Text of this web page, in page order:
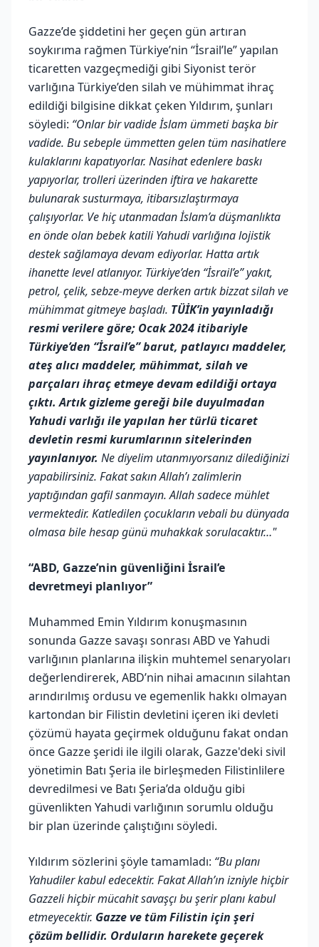
Gazze’de şiddetini her geçen gün artıran
soykırıma rağmen Türkiye’nin “İsrail’le” yapılan
ticaretten vazgeçmediği gibi Siyonist terör
varlığına Türkiye’den silah ve mühimmat ihraç
edildiği bilgisine dikkat çeken Yıldırım, şunları
söyledi: “Onlar bir vadide İslam ümmeti başka bir
vadide. Bu sebeple ümmetten gelen tüm nasihatlere
kulaklarını kapatıyorlar. Nasihat edenlere baskı
yapıyorlar, trolleri üzerinden iftira ve hakarette
bulunarak susturmaya, itibarsızlaştırmaya
çalışıyorlar. Ve hiç utanmadan İslam’a düşmanlıkta
en önde olan bebek katili Yahudi varlığına lojistik
destek sağlamaya devam ediyorlar. Hatta artık
ihanette level atlanıyor. Türkiye’den “İsrail’e” yakıt,
petrol, çelik, sebze-meyve derken artık bizzat silah ve
mühimmat gitmeye başladı. TÜİK’in yayınladığı
resmi verilere göre; Ocak 2024 itibariyle
Türkiye’den “İsrail’e” barut, patlayıcı maddeler,
ateş alıcı maddeler, mühimmat, silah ve
parçaları ihraç etmeye devam edildiği ortaya
çıktı. Artık gizleme gereği bile duyulmadan
Yahudi varlığı ile yapılan her türlü ticaret
devletin resmi kurumlarının sitelerinden
yayınlanıyor. Ne diyelim utanmıyorsanız dilediğinizi
yapabilirsiniz. Fakat sakın Allah’ı zalimlerin
yaptığından gafil sanmayın. Allah sadece mühlet
vermektedir. Katledilen çocukların vebali bu dünyada
olmasa bile hesap günü muhakkak sorulacaktır…"
“ABD, Gazze’nin güvenliğini İsrail’e
devretmeyi planlıyor”
Muhammed Emin Yıldırım konuşmasının
sonunda Gazze savaşı sonrası ABD ve Yahudi
varlığının planlarına ilişkin muhtemel senaryoları
değerlendirerek, ABD’nin nihai amacının silahtan
arındırılmış ordusu ve egemenlik hakkı olmayan
kartondan bir Filistin devletini içeren iki devleti
çözümü hayata geçirmek olduğunu fakat ondan
önce Gazze şeridi ile ilgili olarak, Gazze'deki sivil
yönetimin Batı Şeria ile birleşmeden Filistinlilere
devredilmesi ve Batı Şeria’da olduğu gibi
güvenlikten Yahudi varlığının sorumlu olduğu
bir plan üzerinde çalıştığını söyledi.
Yıldırım sözlerini şöyle tamamladı: “Bu planı
Yahudiler kabul edecektir. Fakat Allah’ın izniyle hiçbir
Gazzeli hiçbir mücahit savaşçı bu şerir planı kabul
etmeyecektir. Gazze ve tüm Filistin için şeri
çözüm bellidir. Orduların harekete geçerek